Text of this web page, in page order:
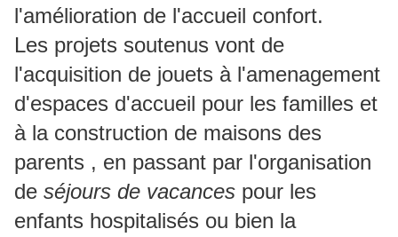
l'amélioration de l'accueil confort.
Les projets soutenus vont de
l'acquisition de jouets à l'amenagement
d'espaces d'accueil pour les familles et
à la construction de maisons des
parents , en passant par l'organisation
de séjours de vacances pour les
enfants hospitalisés ou bien la